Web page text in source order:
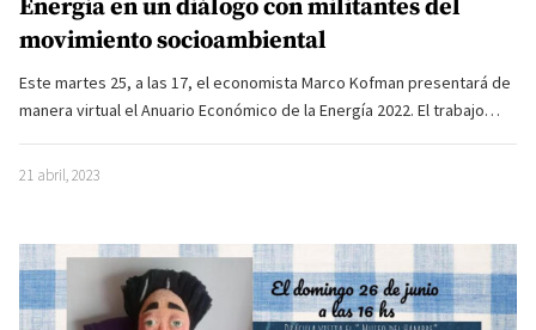
Energía en un diálogo con militantes del
movimiento socioambiental
Este martes 25, a las 17, el economista Marco Kofman presentará de
manera virtual el Anuario Económico de la Energía 2022. El trabajo…
21 abril, 2023